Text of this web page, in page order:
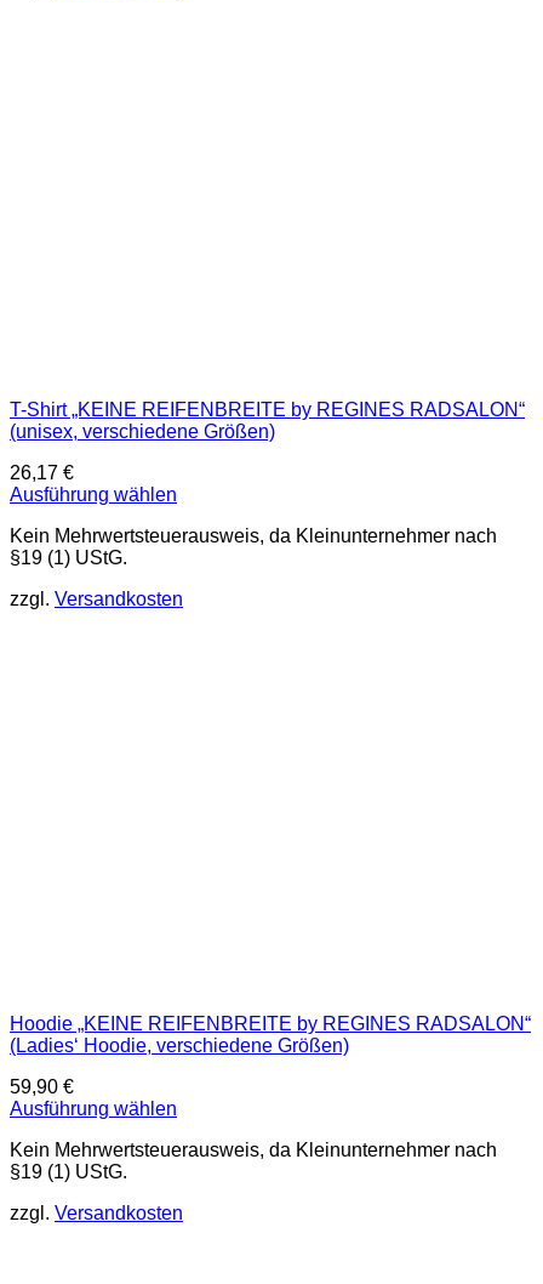
T-Shirt „KEINE REIFENBREITE by REGINES RADSALON“
(unisex, verschiedene Größen)
26,17 €
Ausführung wählen
Produkt
weist
Varianten
Kein Mehrwertsteuerausweis, da Kleinunternehmer nach
§19 (1) UStG.
zzgl. Versandkosten
Hoodie „KEINE REIFENBREITE by REGINES RADSALON“
(Ladies‘ Hoodie, verschiedene Größen)
59,90 €
Ausführung wählen
Produkt
weist
Varianten
Kein Mehrwertsteuerausweis, da Kleinunternehmer nach
§19 (1) UStG.
zzgl. Versandkosten